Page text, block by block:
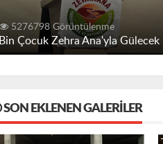
5276798 Görüntülenme
Bin Çocuk Zehra Ana'yla Gülecek
SON EKLENEN GALERILER